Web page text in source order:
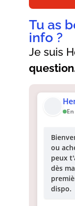
ou
peux
dès
dispo.
Je suis
Tu as
info ?